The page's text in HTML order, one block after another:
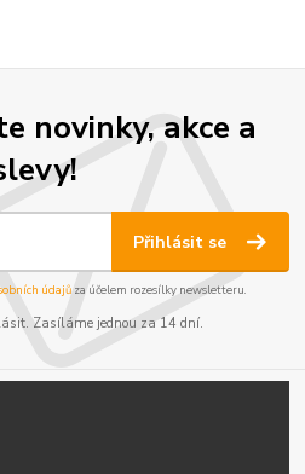
novinky, akce a
Přihlásit se
údajůza účelem rozesílky newsletteru.
Zasíláme jednou za 14 dní.